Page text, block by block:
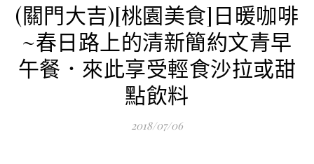
(關門大吉)[桃園美食]日暖咖啡
~春日路上的清新簡約文青早
午餐．來此享受輕食沙拉或甜
點飲料
2018/07/06